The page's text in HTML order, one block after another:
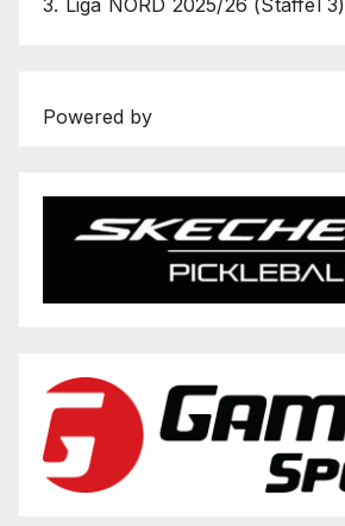
3. Liga NORD 2025/26 (Staffel 3)
Powered by